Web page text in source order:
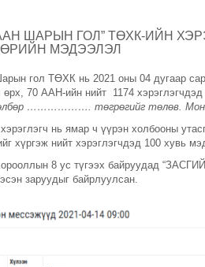
ШАРЫН ГОЛ” ТӨХК-ИЙН
МЭДЭЭЛЭЛ
гол ТӨХК нь 2021 оны 04 дугаар
өрх, 70 ААН-ийн нийт 1174
………………. төгрөгийг төлөв.
нь ямар ч үүрэн холбооны
хүргэж нийт хэрэглэгчдэд 100 хувь
8 ус түгээх байруудад
заруудыг байрлуулсан.